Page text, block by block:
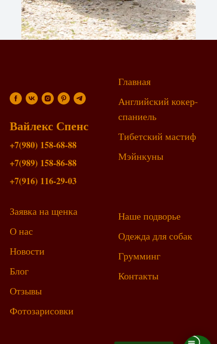
Вайлекс Спенс
+7(980) 158-68-88
+7(989) 158-86-88
+7(916) 116-29-03
Главная
Английский кокер-
спаниель
Тибетский мастиф
Мэйнкуны
Заявка на щенка
О нас
Новости
Блог
Отзывы
Фотозарисовки
Наше подворье
Одежда для собак
Грумминг
Контакты